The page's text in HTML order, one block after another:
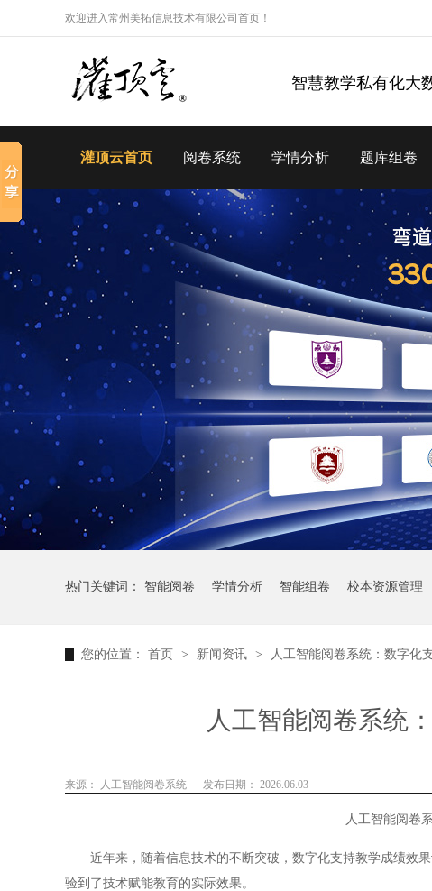
欢迎进入常州美拓信息技术有限公司首页！
智慧教学私有化大
灌顶云首页 阅卷系统 学情分析 题库组卷
热门关键词： 智能阅卷 学情分析 智能组卷 校本资源管理
您的位置： 首页 > 新闻资讯 > 人工智能阅卷系统：数字化
人工智能阅卷系统
来源： 人工智能阅卷系统 发布日期： 2026.06.03
人工智能阅卷
近年来，随着信息技术的不断突破，数字化支持教学成绩效果
验到了技术赋能教育的实际效果。